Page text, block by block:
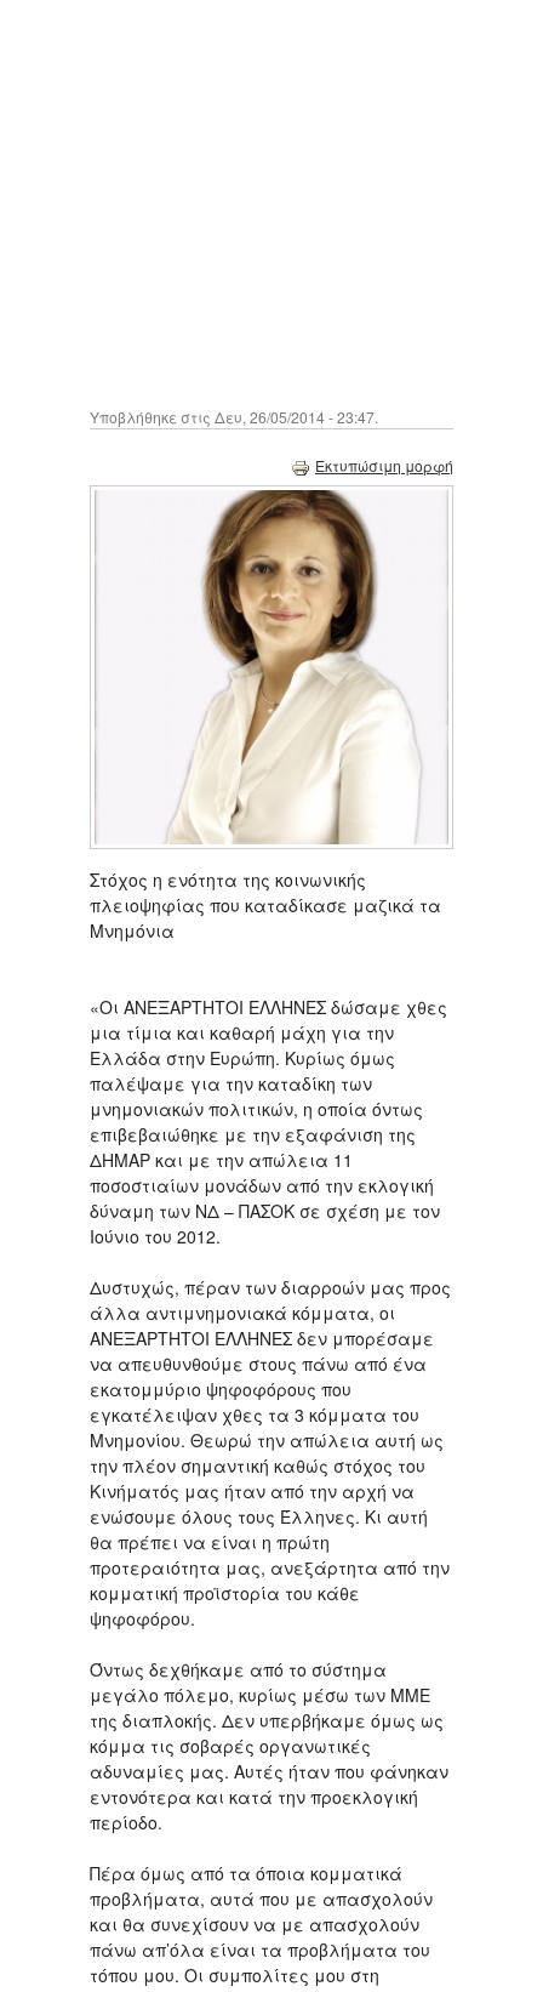
Υποβλήθηκε στις Δευ, 26/05/2014 - 23:47.
Εκτυπώσιμη μορφή
Στόχος η ενότητα της κοινωνικής
πλειοψηφίας που καταδίκασε μαζικά τα
Μνημόνια
«Οι ΑΝΕΞΑΡΤΗΤΟΙ ΕΛΛΗΝΕΣ δώσαμε χθες
μια τίμια και καθαρή μάχη για την
Ελλάδα στην Ευρώπη. Κυρίως όμως
παλέψαμε για την καταδίκη των
μνημονιακών πολιτικών, η οποία όντως
επιβεβαιώθηκε με την εξαφάνιση της
ΔΗΜΑΡ και με την απώλεια 11
ποσοστιαίων μονάδων από την εκλογική
δύναμη των ΝΔ – ΠΑΣΟΚ σε σχέση με τον
Ιούνιο του 2012.
Δυστυχώς, πέραν των διαρροών μας προς
άλλα αντιμνημονιακά κόμματα, οι
ΑΝΕΞΑΡΤΗΤΟΙ ΕΛΛΗΝΕΣ δεν μπορέσαμε
να απευθυνθούμε στους πάνω από ένα
εκατομμύριο ψηφοφόρους που
εγκατέλειψαν χθες τα 3 κόμματα του
Μνημονίου. Θεωρώ την απώλεια αυτή ως
την πλέον σημαντική καθώς στόχος του
Κινήματός μας ήταν από την αρχή να
ενώσουμε όλους τους Έλληνες. Κι αυτή
θα πρέπει να είναι η πρώτη
προτεραιότητα μας, ανεξάρτητα από την
κομματική προϊστορία του κάθε
ψηφοφόρου.
Όντως δεχθήκαμε από το σύστημα
μεγάλο πόλεμο, κυρίως μέσω των ΜΜΕ
της διαπλοκής. Δεν υπερβήκαμε όμως ως
κόμμα τις σοβαρές οργανωτικές
αδυναμίες μας. Αυτές ήταν που φάνηκαν
εντονότερα και κατά την προεκλογική
περίοδο.
Πέρα όμως από τα όποια κομματικά
προβλήματα, αυτά που με απασχολούν
και θα συνεχίσουν να με απασχολούν
πάνω απ’όλα είναι τα προβλήματα του
τόπου μου. Οι συμπολίτες μου στη